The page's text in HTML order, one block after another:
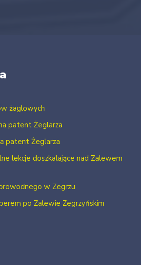
żaglowych
patent Żeglarza
patent Żeglarza
lekcje doszkalające nad Zalewem
w Zegrzu
po Zalewie Zegrzyńskim